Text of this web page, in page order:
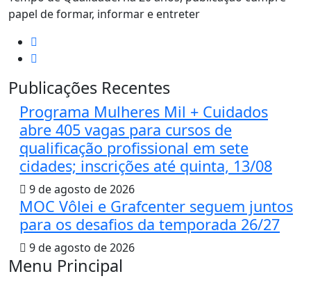
papel de formar, informar e entreter
Publicações Recentes
Programa Mulheres Mil + Cuidados
abre 405 vagas para cursos de
qualificação profissional em sete
cidades; inscrições até quinta, 13/08
9 de agosto de 2026
MOC Vôlei e Grafcenter seguem juntos
para os desafios da temporada 26/27
9 de agosto de 2026
Menu Principal